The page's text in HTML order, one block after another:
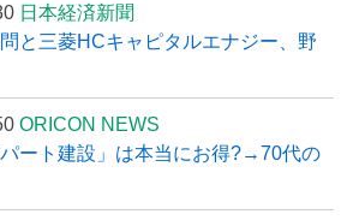
日本経済新聞
と三菱HCキャピタルエナジー、野
ORICON NEWS
パート建設」は本当にお得?→70代の